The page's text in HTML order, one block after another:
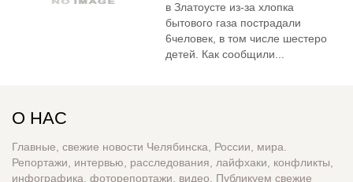
в Златоусте из-за хлопка
бытового газа пострадали
6человек, в том числе шестеро
детей. Как сообщили...
О НАС
Главные, свежие новости Челябинска, России, мира.
Репортажи, интервью, расследования, лайфхаки, конфликты,
инфографика, фоторепортажи, видео. Публикуем свежие